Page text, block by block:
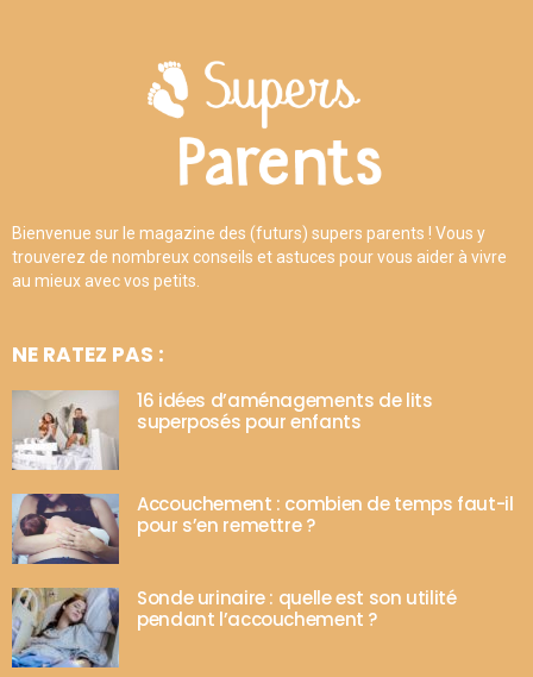
Bienvenue sur le magazine des (futurs) supers parents ! Vous y
trouverez de nombreux conseils et astuces pour vous aider à vivre
au mieux avec vos petits.
NE RATEZ PAS :
16 idées d’aménagements de lits
superposés pour enfants
Accouchement : combien de temps faut-il
pour s’en remettre ?
Sonde urinaire : quelle est son utilité
pendant l’accouchement ?